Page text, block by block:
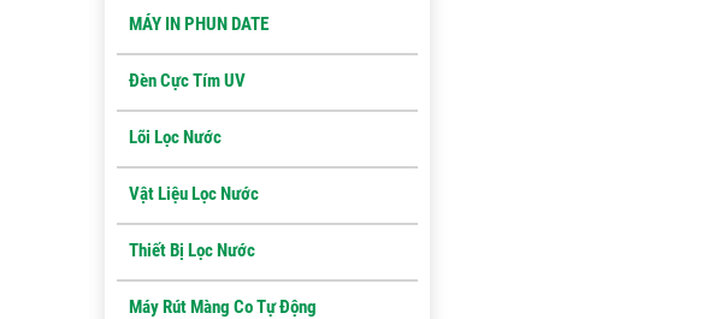
MÁY IN PHUN DATE
Đèn Cực Tím UV
Lõi Lọc Nước
Vật Liệu Lọc Nước
Thiết Bị Lọc Nước
Máy Rút Màng Co Tự Động